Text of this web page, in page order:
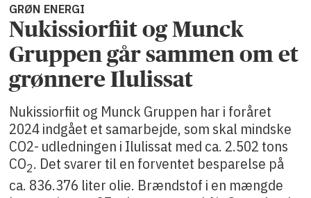
GRØN ENERGI
Nukissiorfiit og Munck
Gruppen går sammen om et
grønnere Ilulissat
Nukissiorfiit og Munck Gruppen har i foråret
2024 indgået et samarbejde, som skal mindske
CO2- udledningen i Ilulissat med ca. 2.502 tons
CO2. Det svarer til en forventet besparelse på
ca. 836.376 liter olie. Brændstof i en mængde